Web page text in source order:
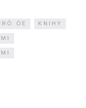
ÓE
KNIHY